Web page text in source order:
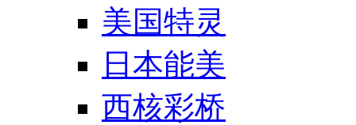
美国特灵
日本能美
西核彩桥